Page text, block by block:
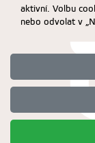
aktivní. Volbu
nebo odvolat v